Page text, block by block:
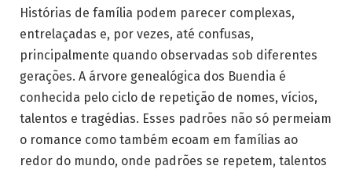
Histórias de família podem parecer complexas,
entrelaçadas e, por vezes, até confusas,
principalmente quando observadas sob diferentes
gerações. A árvore genealógica dos Buendia é
conhecida pelo ciclo de repetição de nomes, vícios,
talentos e tragédias. Esses padrões não só permeiam
o romance como também ecoam em famílias ao
redor do mundo, onde padrões se repetem, talentos